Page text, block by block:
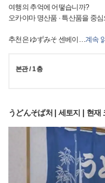
여행의 추억에 어떻습니까?
오카야마 명산품 · 특산품을 중
추천은 ゆずみそ 센베이 …계속
본관 / 1 층
うどんそば처 | 세토지 | 현재